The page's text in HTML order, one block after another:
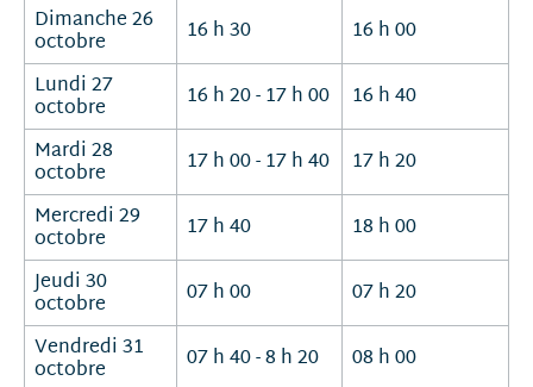
Dimanche 26
octobre 16 h 30
16 h 00
Lundi 27
octobre 16 h 20 - 17 h 00
16 h 40
Mardi 28
octobre 17 h 00 - 17 h 40
17 h 20
Mercredi 29
octobre 17 h 40
18 h 00
Jeudi 30
octobre 07 h 00
07 h 20
Vendredi 31
octobre 07 h 40 - 8 h 20
08 h 00